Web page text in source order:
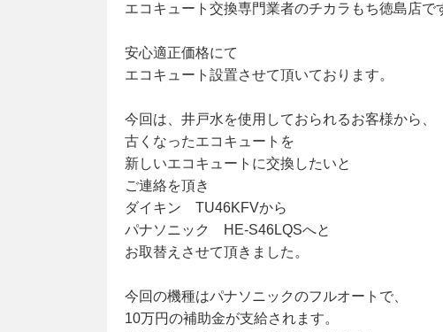
エコキュート交換専門業者のチカラもち徳島店で
安心適正価格にて
エコキュート設置させて頂いております。
今回は、井戸水を使用しておられるお客様から、
古くなったエコキュートを
新しいエコキュートに交換したいと
ご連絡を頂き
ダイキン TU46KFVから
パナソニック HE-S46LQSへと
お取替えさせて頂きました。
今回の機種はパナソニックのフルオートで、
10万円の補助金が支給されます。